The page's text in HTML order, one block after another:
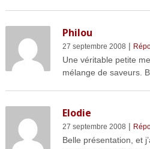
Philou
27 septembre 2008 |
Une véritable petite
mélange de saveurs.
Elodie
27 septembre 2008 |
Belle présentation, et